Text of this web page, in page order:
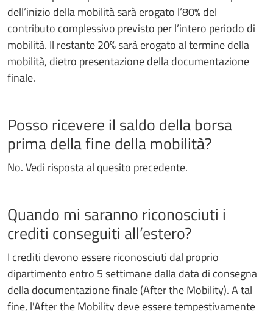
dell’inizio della mobilità sarà erogato l’80% del
contributo complessivo previsto per l’intero periodo di
mobilità. Il restante 20% sarà erogato al termine della
mobilità, dietro presentazione della documentazione
finale.
Posso ricevere il saldo della borsa
prima della fine della mobilità?
No. Vedi risposta al quesito precedente.
Quando mi saranno riconosciuti i
crediti conseguiti all’estero?
I crediti devono essere riconosciuti dal proprio
dipartimento entro 5 settimane dalla data di consegna
della documentazione finale (After the Mobility). A tal
fine, l'After the Mobility deve essere tempestivamente